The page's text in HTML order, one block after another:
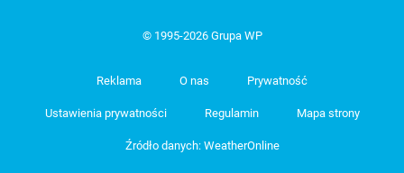
© 1995-2026 Grupa WP
Reklama O nas Prywatność
Ustawienia prywatności Regulamin Mapa strony
Źródło danych: WeatherOnline